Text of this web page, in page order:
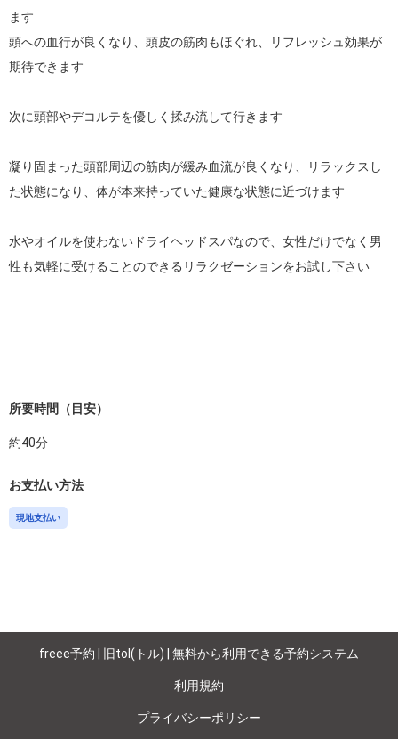
ます
頭への血行が良くなり、頭皮の筋肉もほぐれ、リフレッシュ効果が
期待できます
次に頭部やデコルテを優しく揉み流して行きます
凝り固まった頭部周辺の筋肉が緩み血流が良くなり、リラックスし
た状態になり、体が本来持っていた健康な状態に近づけます
水やオイルを使わないドライヘッドスパなので、女性だけでなく男
性も気軽に受けることのできるリラクゼーションをお試し下さい
所要時間（目安）
約40分
お支払い方法
現地支払い
freee予約 | 旧tol(トル) | 無料から利用できる予約システム
利用規約
プライバシーポリシー